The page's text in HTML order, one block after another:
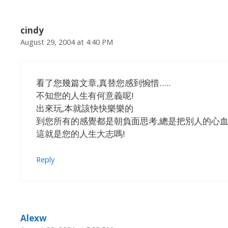
cindy
August 29, 2004 at 4:40 PM
看了您幾篇文章,真替您感到惋惜…..
不知您的人生有何意義呢!
出來玩,本就該快快樂樂的
到您所有的感覺都是朝負面思考,總是把別人的心
這就是您的人生大志嗎!
Reply
Alexw